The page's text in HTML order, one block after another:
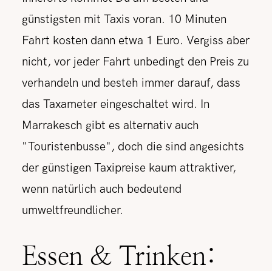
günstigsten mit Taxis voran. 10 Minuten
Fahrt kosten dann etwa 1 Euro. Vergiss aber
nicht, vor jeder Fahrt unbedingt den Preis zu
verhandeln und besteh immer darauf, dass
das Taxameter eingeschaltet wird. In
Marrakesch gibt es alternativ auch
"Touristenbusse", doch die sind angesichts
der günstigen Taxipreise kaum attraktiver,
wenn natürlich auch bedeutend
umweltfreundlicher.
Essen & Trinken: